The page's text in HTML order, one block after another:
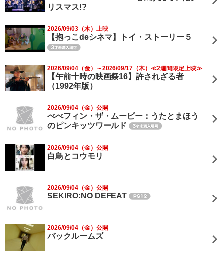
リスマス!?
2026/09/03（木）上映
【抱っこdeシネマ】トイ・ストーリー５
2026/09/04（金）～2026/09/17（木）≪2週間限定上映≫
【午前十時の映画祭16】許されざる者
（1992年版）
2026/09/04（金）公開
べべフィン・ザ・ムービー：うたとまほう
のピンキッツワールド
2026/09/04（金）公開
白鳥とコウモリ
2026/09/04（金）公開
SEKIRO:NO DEFEAT
2026/09/04（金）公開
バックルームズ